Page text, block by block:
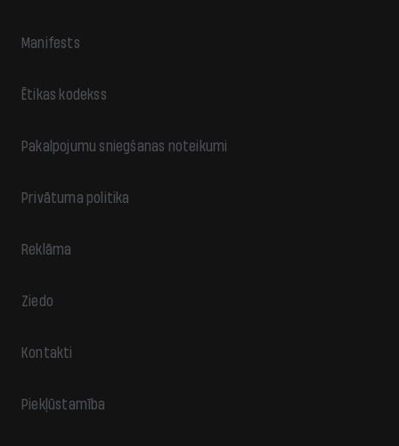
Manifests
Ētikas kodekss
Pakalpojumu sniegšanas noteikumi
Privātuma politika
Reklāma
Ziedo
Kontakti
Piekļūstamība